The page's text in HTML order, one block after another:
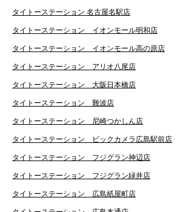
タイトーステーション 名古屋名駅店
タイトーステーション イオンモール明和店
タイトーステーション イオンモール高の原店
タイトーステーション アリオ八尾店
タイトーステーション 大阪日本橋店
タイトーステーション 難波店
タイトーステーション 尼崎つかしん店
タイトーステーション ビックカメラ広島駅前店
タイトーステーション フジグラン神辺店
タイトーステーション フジグラン緑井店
タイトーステーション 広島紙屋町店